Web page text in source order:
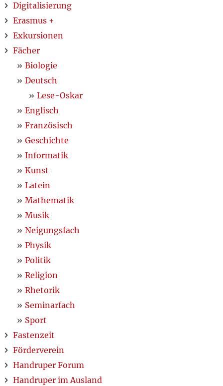
Digitalisierung
Erasmus +
Exkursionen
Fächer
Biologie
Deutsch
Lese-Oskar
Englisch
Französisch
Geschichte
Informatik
Kunst
Latein
Mathematik
Musik
Neigungsfach
Physik
Politik
Religion
Rhetorik
Seminarfach
Sport
Fastenzeit
Förderverein
Handruper Forum
Handruper im Ausland